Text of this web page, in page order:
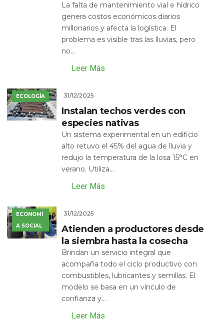
La falta de mantenimiento vial e hídrico
genera costos económicos diarios
millonarios y afecta la logística. El
problema es visible tras las lluvias, pero
no...
Leer Más
ECOLOGÍA 31/12/2025
Instalan techos verdes con
especies nativas
Un sistema experimental en un edificio
alto retuvo el 45% del agua de lluvia y
redujo la temperatura de la losa 15°C en
verano. Utiliza...
Leer Más
ECONOMÍ
A SOCIAL
31/12/2025
Atienden a productores desde
la siembra hasta la cosecha
Brindan un servicio integral que
acompaña todo el ciclo productivo con
combustibles, lubricantes y semillas. El
modelo se basa en un vínculo de
confianza y...
Leer Más